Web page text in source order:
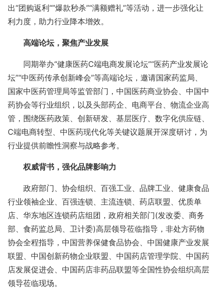
出“团购返利“”爆款秒杀”“满额赠礼”等活动，进一步强化让
利力度，助力行业降本增效。
高端论坛，聚焦产业发展
同期举办“健康医药C端电商发展论坛”“医药产业发展论
坛”“中医药传承创新峰会”等高端论坛，邀请国家药监局、
国家中医药管理局等监管部门，中国医药商业协会、中国中
药协会等行业组织，以及头部药企、电商平台、物流企业高
管，围绕医药政策、创新研发、基层医疗、数字化供应链、
C端电商转型、中医药现代化等关键议题展开深度研讨，为
行业提供前瞻性洞察与战略参考。
权威背书，强化品牌影响力
政府部门、协会组织、百强工业、品牌工业、健康食品
行业领袖企业、百强连锁、主流连锁、药店联盟、优质单
店、华东地区连锁药店组团，政府相关部门(发改委、商务
部、食药监总局、卫计委)高层领导莅临指导，非处方药物
协会全程指导，中国营养保健食品协会、中国健康产业发展
联盟、中国创新药物企业联盟、中国药店管理学院、中国药
店发展促进会、中国药店非药品联盟等全国性协会组织高层
领导莅临现场。